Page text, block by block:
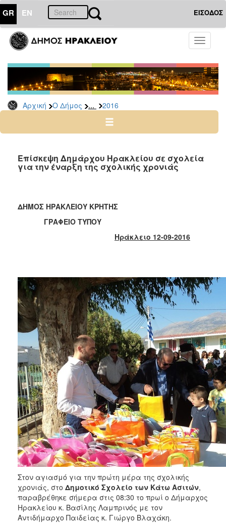
GR EN ΕΙΣΟΔΟΣ
Toggle
Αρχική Ο Δήμος ... 2016
ΔΗΜΟΣ
Δελτία
Τύπου
Αρχείο
2026
2024
2022
2019
2018
2013
2012
2011
2010
2006
ΤΟΠΟΣ
ΠΟΛΙΤΙΣΜΟΣ
ΑΝΘΕΚΤΙΚΗ
ΠΟΛΗ
Επίσκεψη Δημάρχου Ηρακλείου σε σχολεία
για την έναρξη της σχολικής χρονιάς
ΔΗΜΟΣ ΗΡΑΚΛΕΙΟΥ ΚΡΗΤΗΣ
ΓΡΑΦΕΙΟ ΤΥΠΟΥ
Ηράκλειο 12-09-2016
Στον αγιασμό για την πρώτη μέρα της σχολικής
χρονιάς, στο Δημοτικό Σχολείο των Κάτω Ασιτών,
παραβρέθηκε σήμερα στις 08:30 το πρωί ο Δήμαρχος
Ηρακλείου κ. Βασίλης Λαμπρινός με τον
Αντιδήμαρχο Παιδείας κ. Γιώργο Βλαχάκη.